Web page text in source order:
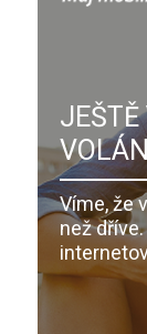
JEŠTĚ
Víme, že
než